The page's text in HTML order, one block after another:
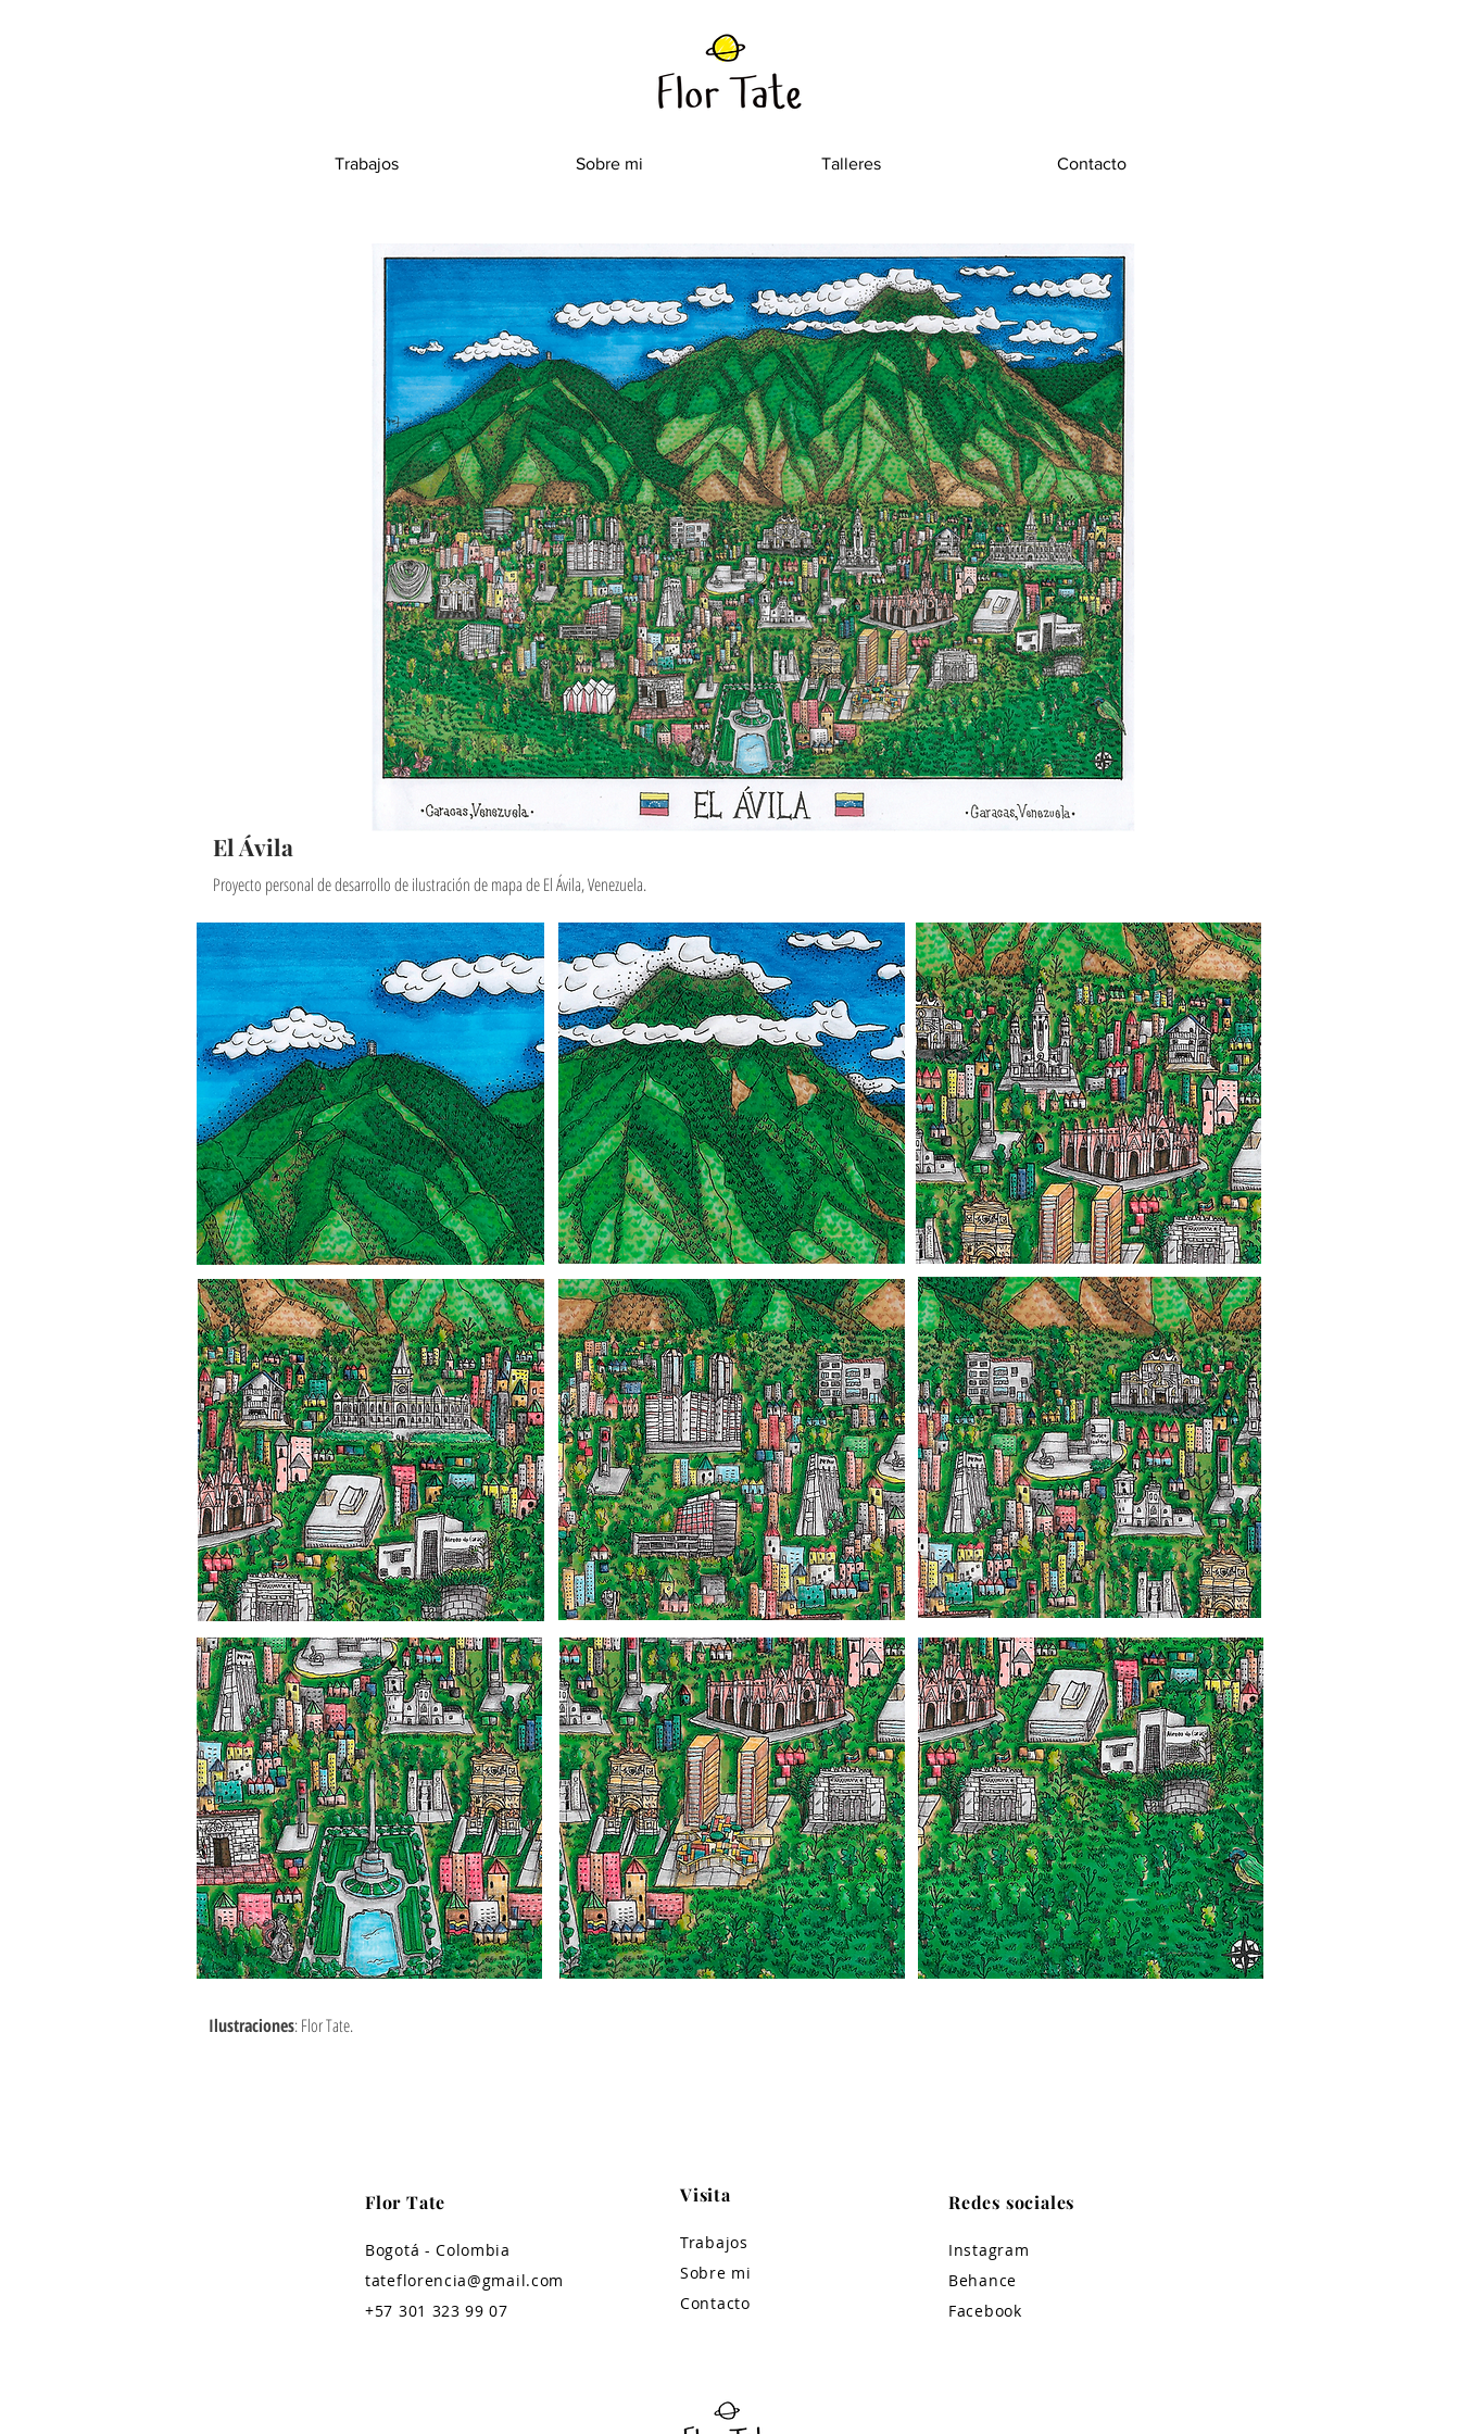
Trabajos Sobre mi Talleres Contacto
El Ávila
Proyecto personal de desarrollo de ilustración de mapa de El Ávila, Venezuela.
Ilustraciones: Flor Tate.
Flor Tate
Bogotá - Colombia
tateflorencia@gmail.com
+57 301 323 99 07
Visita
Trabajos
Sobre mi
Contacto
Redes sociales
Instagram
Behance
Facebook